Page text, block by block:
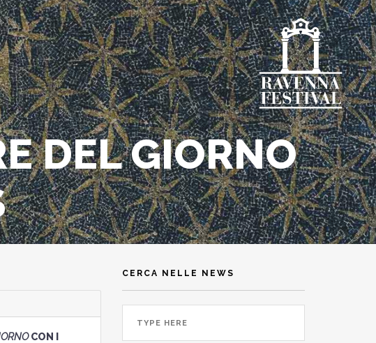
DEL GIORNO
CON I
CERCA NELLE NEWS